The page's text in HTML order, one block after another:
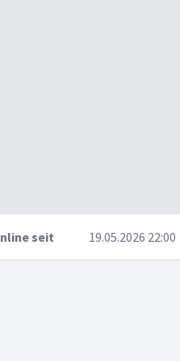
seit 19.05.2026 22:00